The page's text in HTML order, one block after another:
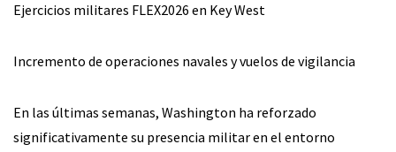
Ejercicios militares FLEX2026 en Key West
Incremento de operaciones navales y vuelos de vigilancia
En las últimas semanas, Washington ha reforzado
significativamente su presencia militar en el entorno